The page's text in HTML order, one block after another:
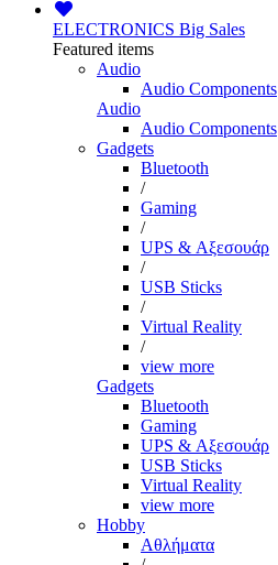
ELECTRONICS Big Sales
Featured items
Audio
Audio Components
Audio
Audio Components
Gadgets
Bluetooth
/
Gaming
/
UPS & Αξεσουάρ
/
USB Sticks
/
Virtual Reality
/
view more
Gadgets
Bluetooth
Gaming
UPS & Αξεσουάρ
USB Sticks
Virtual Reality
view more
Hobby
Αθλήματα